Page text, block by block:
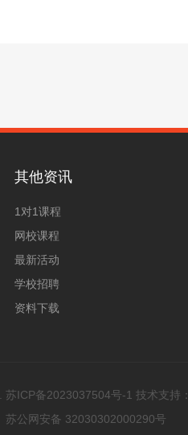
其他资讯
1对1课程
网校课程
最新活动
学校招聘
资料下载
苏ICP备2023037504号-1 技术支持：
苏公网安备 32030302000290号